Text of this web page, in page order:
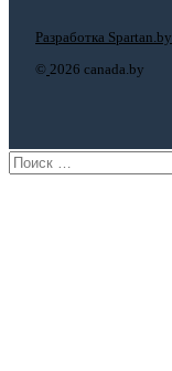
© 2026 canada.by
Разработка Spartan.by
Поиск: